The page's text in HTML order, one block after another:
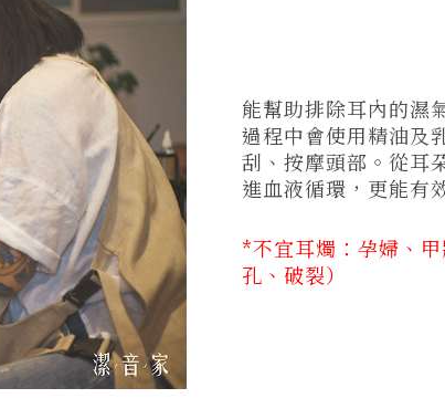
能幫助排除耳內的濕
過程中會使用精油及
刮、按摩頭部。從耳
進血液循環，更能有
*不宜耳燭：孕婦、
孔、破裂）